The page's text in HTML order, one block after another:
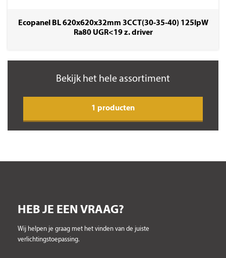
Ecopanel BL 620x620x32mm 3CCT(30-35-40) 125lpW
Ra80 UGR<19 z. driver
Bekijk het hele assortiment
1 producten
HEB JE EEN VRAAG?
Wij helpen je graag met het vinden van de juiste
verlichtingstoepassing.